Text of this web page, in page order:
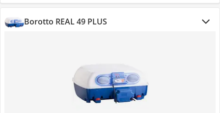
Borotto REAL 49 PLUS